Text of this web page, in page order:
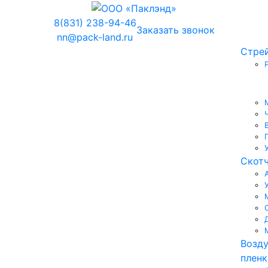
8(831) 238-94-46
nn@pack-land.ru
Заказать звонок